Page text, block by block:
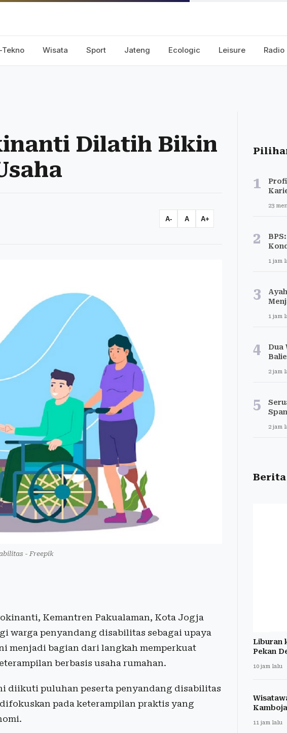
Tekno Wisata Sport Jateng Ecologic Leisure Radio
Dilatih Bikin
A- A A+
- Freepik
Kemantren Pakualaman, Kota Jogja
warga penyandang disabilitas sebagai upaya
menjadi bagian dari langkah memperkuat
berbasis usaha rumahan.
diikuti puluhan peserta penyandang disabilitas
pada keterampilan praktis yang
1
23
2
1 jam
3
1 jam
4
Dua
2 jam
5
2 jam
Liburan
Pekan
10 jam lalu
11 jam lalu